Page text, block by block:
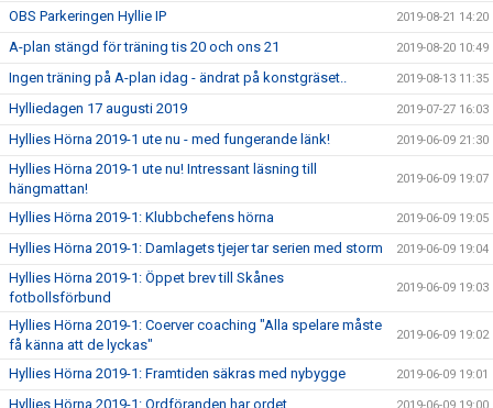
OBS Parkeringen Hyllie IP 2019-08-21 14:20
A-plan stängd för träning tis 20 och ons 21 2019-08-20 10:49
Ingen träning på A-plan idag - ändrat på konstgräset.. 2019-08-13 11:35
Hylliedagen 17 augusti 2019 2019-07-27 16:03
Hyllies Hörna 2019-1 ute nu - med fungerande länk! 2019-06-09 21:30
Hyllies Hörna 2019-1 ute nu! Intressant läsning till
hängmattan!
2019-06-09 19:07
Hyllies Hörna 2019-1: Klubbchefens hörna 2019-06-09 19:05
Hyllies Hörna 2019-1: Damlagets tjejer tar serien med storm 2019-06-09 19:04
Hyllies Hörna 2019-1: Öppet brev till Skånes
fotbollsförbund
2019-06-09 19:03
Hyllies Hörna 2019-1: Coerver coaching "Alla spelare måste
få känna att de lyckas"
2019-06-09 19:02
Hyllies Hörna 2019-1: Framtiden säkras med nybygge 2019-06-09 19:01
Hyllies Hörna 2019-1: Ordföranden har ordet